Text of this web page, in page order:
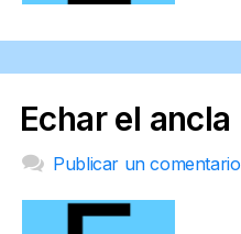
Echar el ancla
Publicar un comentario